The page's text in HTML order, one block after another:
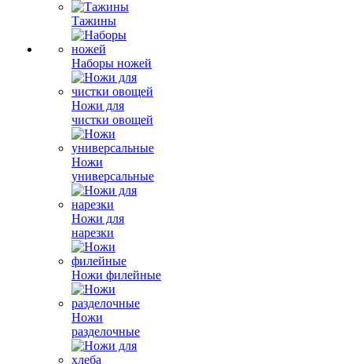
Тажины
Наборы ножей
Ножи для
чистки овощей
Ножи
универсальные
Ножи для
нарезки
Ножи филейные
Ножи
разделочные